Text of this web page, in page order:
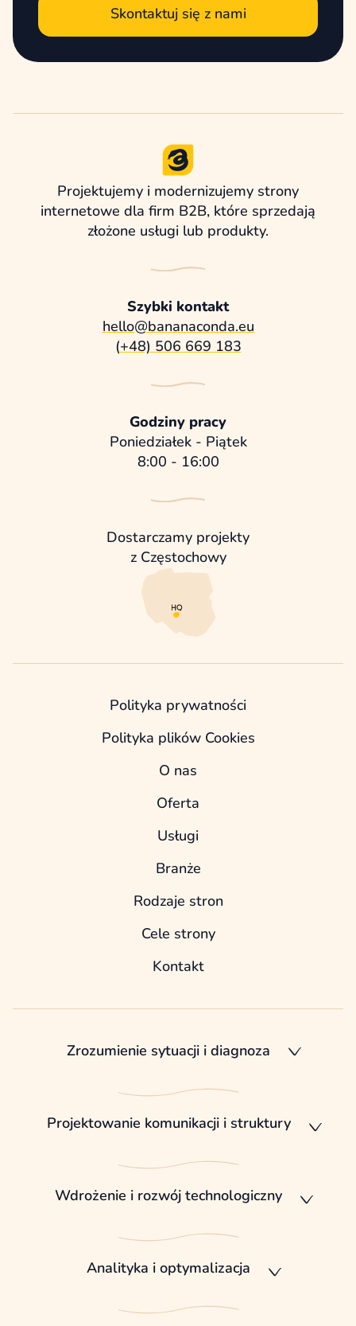
Skontaktuj się z nami
Projektujemy i modernizujemy strony
internetowe dla firm B2B, które sprzedają
złożone usługi lub produkty.
Szybki kontakt
hello@bananaconda.eu
(+48) 506 669 183
Godziny pracy
Poniedziałek - Piątek
8:00 - 16:00
Dostarczamy projekty
z Częstochowy
Polityka prywatności
Polityka plików Cookies
O nas
Oferta
Usługi
Branże
Rodzaje stron
Cele strony
Kontakt
Zrozumienie sytuacji i diagnoza
Projektowanie komunikacji i struktury
Wdrożenie i rozwój technologiczny
Analityka i optymalizacja